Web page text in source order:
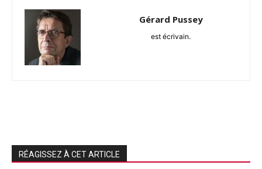
Gérard Pussey
est écrivain.
RÉAGISSEZ À CET ARTICLE